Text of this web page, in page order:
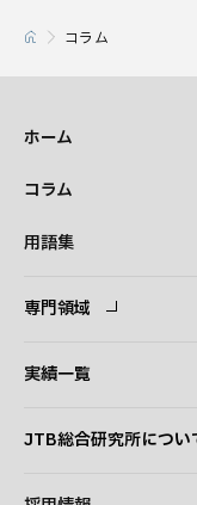
コラム
ホーム
コラム
用語集
専門領域
実績一覧
JTB総合研究所につい